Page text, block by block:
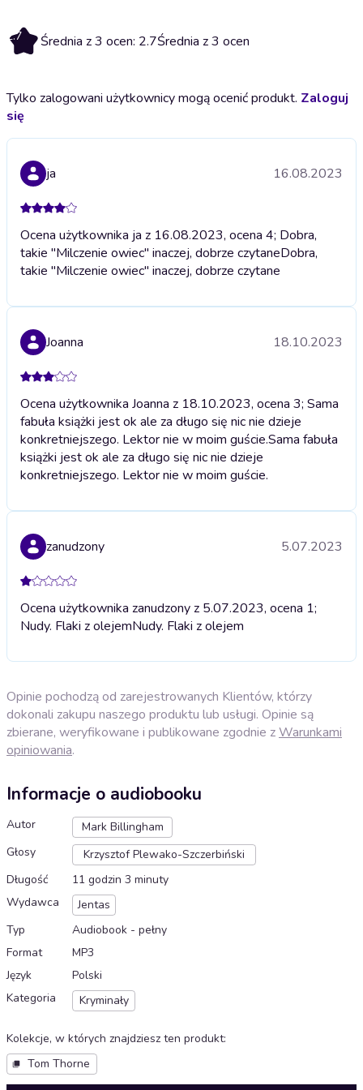
2.7 Średnia z 3 ocen: 2.7Średnia z 3 ocen
Tylko zalogowani użytkownicy mogą ocenić produkt. Zaloguj
się
ja 16.08.2023
Ocena użytkownika ja z 16.08.2023, ocena 4; Dobra,
takie "Milczenie owiec" inaczej, dobrze czytaneDobra,
takie "Milczenie owiec" inaczej, dobrze czytane
Joanna 18.10.2023
Ocena użytkownika Joanna z 18.10.2023, ocena 3; Sama
fabuła książki jest ok ale za długo się nic nie dzieje
konkretniejszego. Lektor nie w moim guście.Sama fabuła
książki jest ok ale za długo się nic nie dzieje
konkretniejszego. Lektor nie w moim guście.
zanudzony 5.07.2023
Ocena użytkownika zanudzony z 5.07.2023, ocena 1;
Nudy. Flaki z olejemNudy. Flaki z olejem
Opinie pochodzą od zarejestrowanych Klientów, którzy
dokonali zakupu naszego produktu lub usługi. Opinie są
zbierane, weryfikowane i publikowane zgodnie zWarunkami
opiniowania.
Informacje o audiobooku
Autor
Mark Billingham
Głosy
Krzysztof Plewako-Szczerbiński
Długość
11 godzin 3 minuty
Wydawca
Jentas
Typ
Audiobook - pełny
Format
MP3
Język
Polski
Kategoria
Kryminały
Kolekcje, w których znajdziesz ten produkt:
Tom Thorne